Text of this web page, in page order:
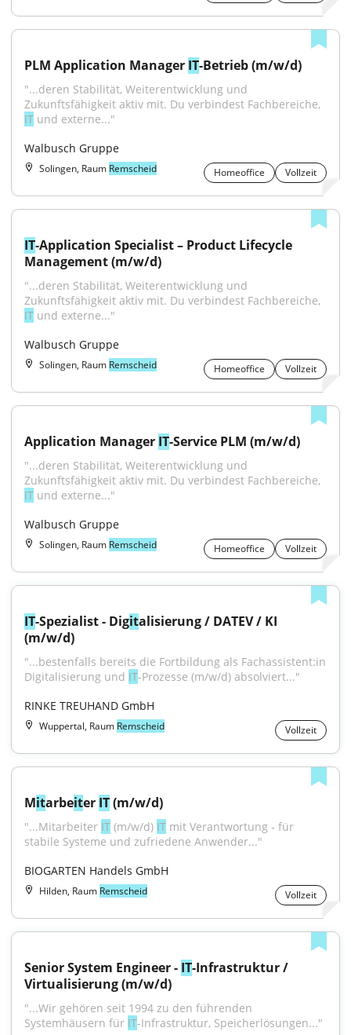
PLM Application Manager IT-Betrieb (m/w/d)
"...deren Stabilität, Weiterentwicklung und
IT und externe..."
Walbusch Gruppe
Solingen, Raum Remscheid Homeoffice Vollzeit
IT‑Application Specialist – Product Lifecycle
Management (m/w/d)
"...deren Stabilität, Weiterentwicklung und
IT und externe..."
Walbusch Gruppe
Solingen, Raum Remscheid Homeoffice Vollzeit
Application Manager IT-Service PLM (m/w/d)
"...deren Stabilität, Weiterentwicklung und
IT und externe..."
Walbusch Gruppe
Solingen, Raum Remscheid Homeoffice Vollzeit
IT-Spezialist - Digitalisierung / DATEV / KI
(m/w/d)
"...bestenfalls bereits die Fortbildung als Fachassistent:in
Digitalisierung und IT-Prozesse (m/w/d) absolviert..."
RINKE TREUHAND GmbH
Wuppertal, Raum Remscheid Vollzeit
Mitarbeiter IT (m/w/d)
"...Mitarbeiter IT (m/w/d) IT mit Verantwortung - für
stabile Systeme und zufriedene Anwender..."
BIOGARTEN Handels GmbH
Hilden, Raum Remscheid Vollzeit
Senior System Engineer - IT-Infrastruktur /
Virtualisierung (m/w/d)
"...Wir gehören seit 1994 zu den führenden
Systemhäusern für IT-Infrastruktur, Speicherlösungen..."